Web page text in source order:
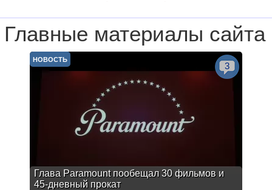
Главные материалы сайта
Глава Paramount пообещал 30 фильмов и
45-дневный прокат
НОВОСТЬ
3